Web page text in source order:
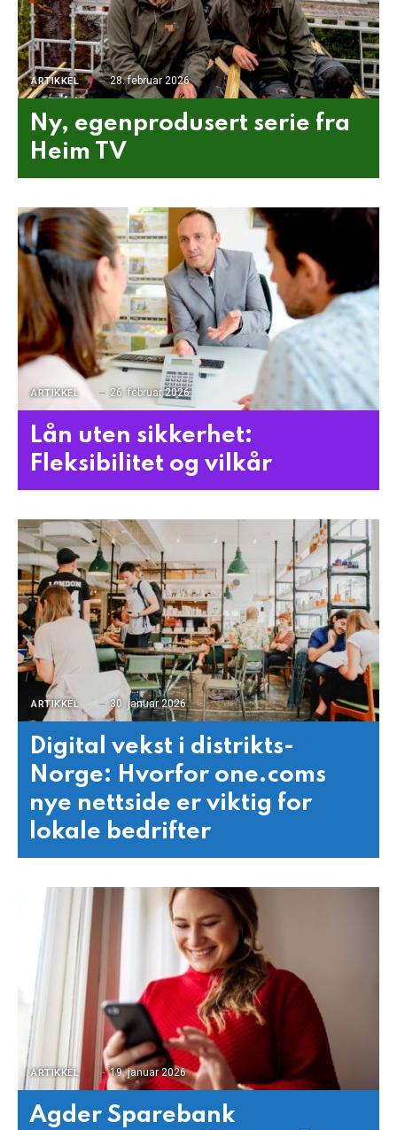
ARTIKKEL 28. februar 2026
Ny, egenprodusert serie fra
Heim TV
ARTIKKEL 26. februar 2026
Lån uten sikkerhet:
Fleksibilitet og vilkår
ARTIKKEL 30. januar 2026
Digital vekst i distrikts-
Norge: Hvorfor one.coms
nye nettside er viktig for
lokale bedrifter
ARTIKKEL 19. januar 2026
Agder Sparebank